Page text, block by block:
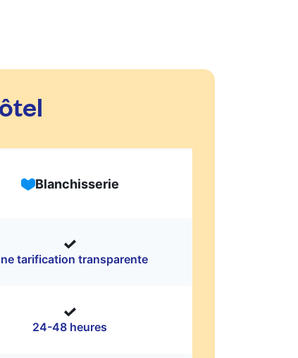
Blanchisserie
tarification transparente
24-48 heures